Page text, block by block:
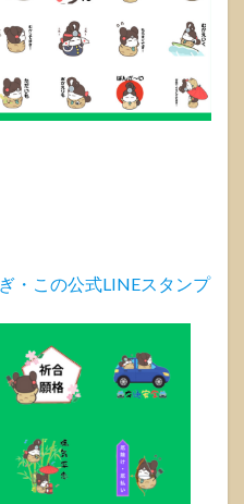
・この公式LINEスタンプ